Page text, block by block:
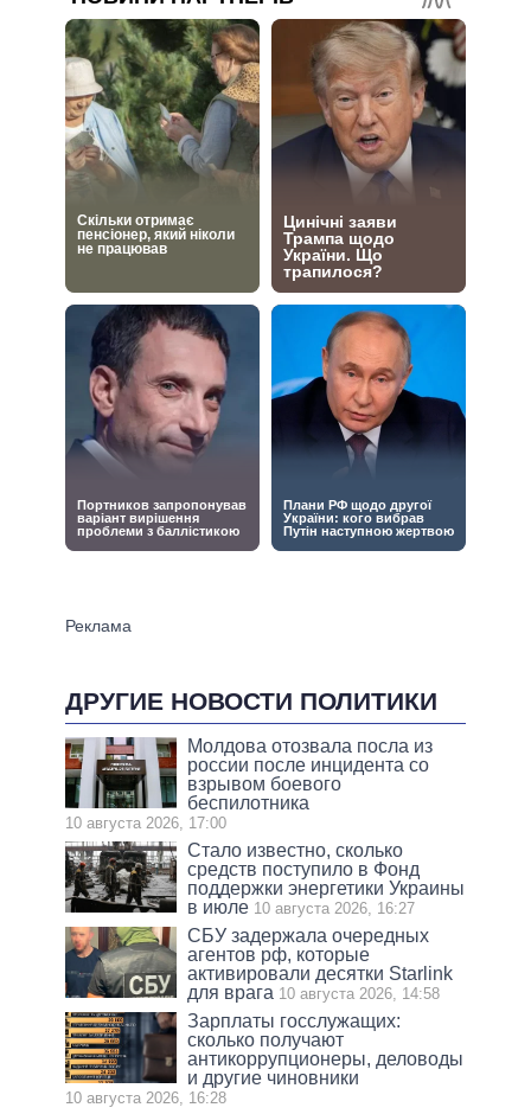
ДРУГИЕ НОВОСТИ ПОЛИТИКИ
Молдова отозвала посла из
россии после инцидента со
взрывом боевого
беспилотника
10 августа 2026, 17:00
Стало известно, сколько
средств поступило в Фонд
поддержки энергетики Украины
в июле 10 августа 2026, 16:27
СБУ задержала очередных
агентов рф, которые
активировали десятки Starlink
для врага 10 августа 2026, 14:58
Зарплаты госслужащих:
сколько получают
антикоррупционеры, деловоды
и другие чиновники
10 августа 2026, 16:28